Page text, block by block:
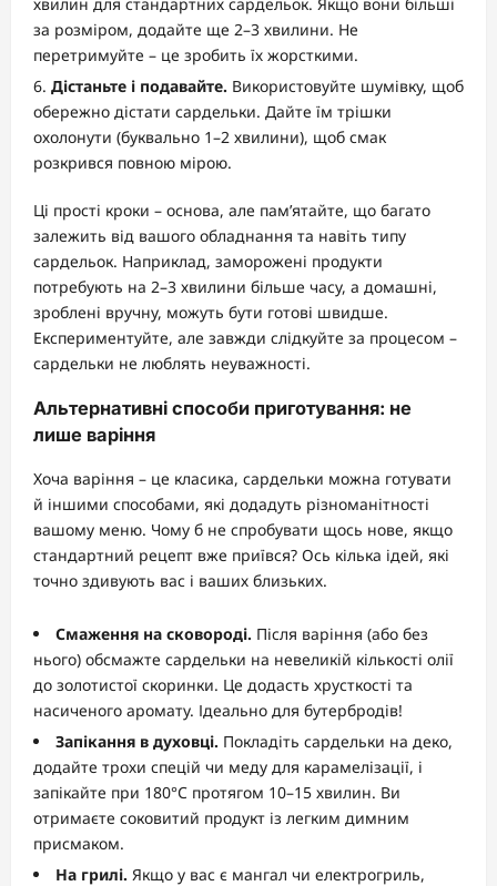
хвилин для стандартних сардельок. Якщо вони більші
за розміром, додайте ще 2–3 хвилини. Не
перетримуйте – це зробить їх жорсткими.
Дістаньте і подавайте. Використовуйте шумівку, щоб
обережно дістати сардельки. Дайте їм трішки
охолонути (буквально 1–2 хвилини), щоб смак
розкрився повною мірою.
Ці прості кроки – основа, але пам’ятайте, що багато
залежить від вашого обладнання та навіть типу
сардельок. Наприклад, заморожені продукти
потребують на 2–3 хвилини більше часу, а домашні,
зроблені вручну, можуть бути готові швидше.
Експериментуйте, але завжди слідкуйте за процесом –
сардельки не люблять неуважності.
Альтернативні способи приготування: не
лише варіння
Хоча варіння – це класика, сардельки можна готувати
й іншими способами, які додадуть різноманітності
вашому меню. Чому б не спробувати щось нове, якщо
стандартний рецепт вже приївся? Ось кілька ідей, які
точно здивують вас і ваших близьких.
Смаження на сковороді. Після варіння (або без
нього) обсмажте сардельки на невеликій кількості олії
до золотистої скоринки. Це додасть хрусткості та
насиченого аромату. Ідеально для бутербродів!
Запікання в духовці. Покладіть сардельки на деко,
додайте трохи спецій чи меду для карамелізації, і
запікайте при 180°C протягом 10–15 хвилин. Ви
отримаєте соковитий продукт із легким димним
присмаком.
На грилі. Якщо у вас є мангал чи електрогриль,